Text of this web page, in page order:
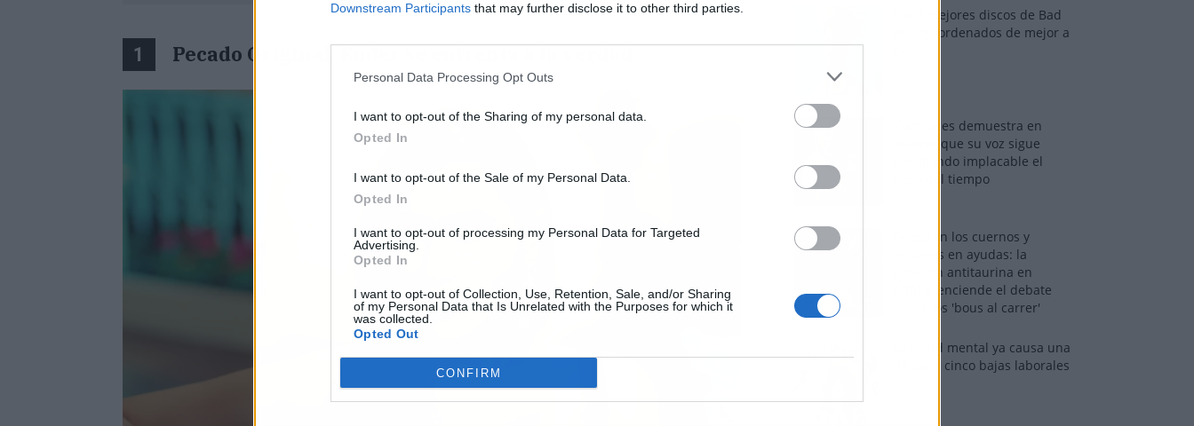
Downstream Participants that may further disclose it to other third parties.
Personal Data Processing Opt Outs
I want to opt-out of the Sharing of my personal data.
Opted In
I want to opt-out of the Sale of my Personal Data.
Opted In
I want to opt-out of processing my Personal Data for Targeted
Advertising.
Opted In
I want to opt-out of Collection, Use, Retention, Sale, and/or Sharing
of my Personal Data that Is Unrelated with the Purposes for which it
was collected.
Opted Out
CONFIRM
1 Pecado Original: Ender se enfrenta a la verdad
Los 7 mejores discos de Bad
Bunny, ordenados de mejor a
Tom Jones demuestra en
Madrid que su voz sigue
desafiando implacable el
paso del tiempo
Fuego en los cuernos y
millones en ayudas: la
rebelión antitaurina en
Alfafar enciende el debate
sobre los 'bous al carrer'
La salud mental ya causa una
de cada cinco bajas laborales